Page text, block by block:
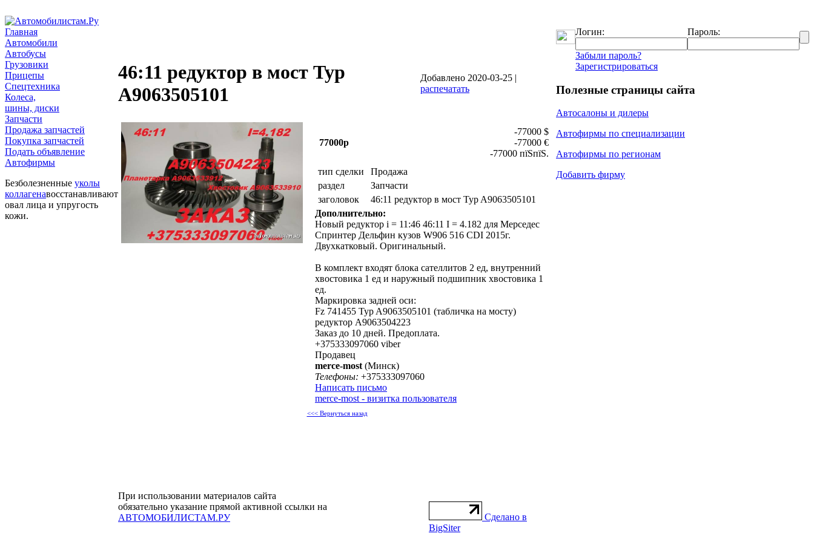
Главная
Автомобили
Автобусы
Грузовики
Прицепы
Спецтехника
Колеса,
шины, диски
Запчасти
Продажа запчастей
Покупка запчастей
Подать объявление
Автофирмы
Безболезненные уколы
коллагенавосстанавливают
овал лица и упругость
кожи.
46:11 редуктор в мост Typ
A9063505101
Добавлено 2020-03-25 |
распечатать
77000р
-77000 $
-77000 €
-77000 пїЅпїЅ.
тип сделки
Продажа
раздел
Запчасти
заголовок
46:11 редуктор в мост Typ A9063505101
Дополнительно:
Новый редуктор i = 11:46 46:11 I = 4.182 для Мерседес
Спринтер Дельфин кузов W906 516 CDI 2015г.
Двухкатковый. Оригинальный.
В комплект входят блока сателлитов 2 ед, внутренний
хвостовика 1 ед и наружный подшипник хвостовика 1
ед.
Маркировка задней оси:
Fz 741455 Typ A9063505101 (табличка на мосту)
редуктор A9063504223
Заказ до 10 дней. Предоплата.
+375333097060 viber
Продавец
merce-most (Минск)
Телефоны: +375333097060
Написать письмо
merce-most - визитка пользователя
<<< Вернуться назад
При использовании материалов сайта
обязательно указание прямой активной ссылки на
АВТОМОБИЛИСТАМ.РУ
Сделано в
BigSiter
Логин: Пароль:
Забыли пароль?
Зарегистрироваться
Полезные страницы сайта
Автосалоны и дилеры
Автофирмы по специализации
Автофирмы по регионам
Добавить фирму